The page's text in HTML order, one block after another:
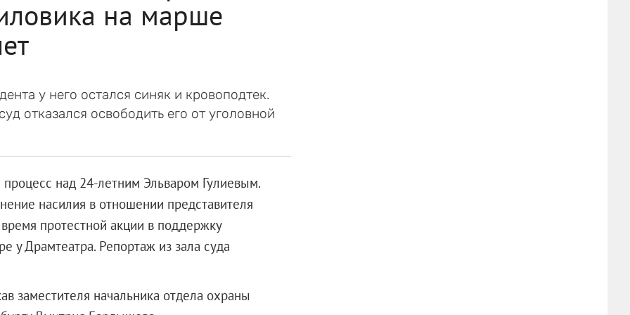
на марше
у него остался синяк и кровоподтек.
отказался освободить его от уголовной
над 24-летним Эльваром Гулиевым.
насилия в отношении представителя
протестной акции в поддержку
у Драмтеатра. Репортаж из зала суда
заместителя начальника отдела охраны